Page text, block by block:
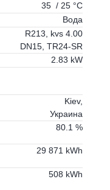
35 / 25 °C
Вода
R213, kvs 4.00
DN15, TR24-SR
2.83 kW
Kiev,
Украина
80.1 %
29 871 kWh
508 kWh